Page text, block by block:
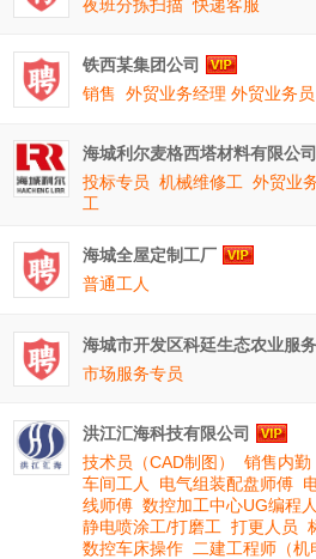
夜班分拣扫描 快递客服
铁西某集团公司
销售 外贸业务经理 外贸业务员
海城利尔麦格西塔材料有限公司
投标专员 机械维修工 外贸业
工
海城全屋定制工厂
普通工人
海城市开发区科廷生态农业服
市场服务专员
洪江汇海科技有限公司
技术员（CAD制图）
销售内勤
车间工人
电气组装配盘师傅
线师傅 数控加工中心UG编程
静电喷涂工/打磨工 打更人员
数控车床操作
二建工程师（机